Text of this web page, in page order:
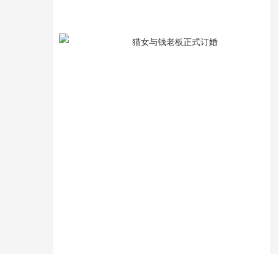
猫女与钱老板正式订婚